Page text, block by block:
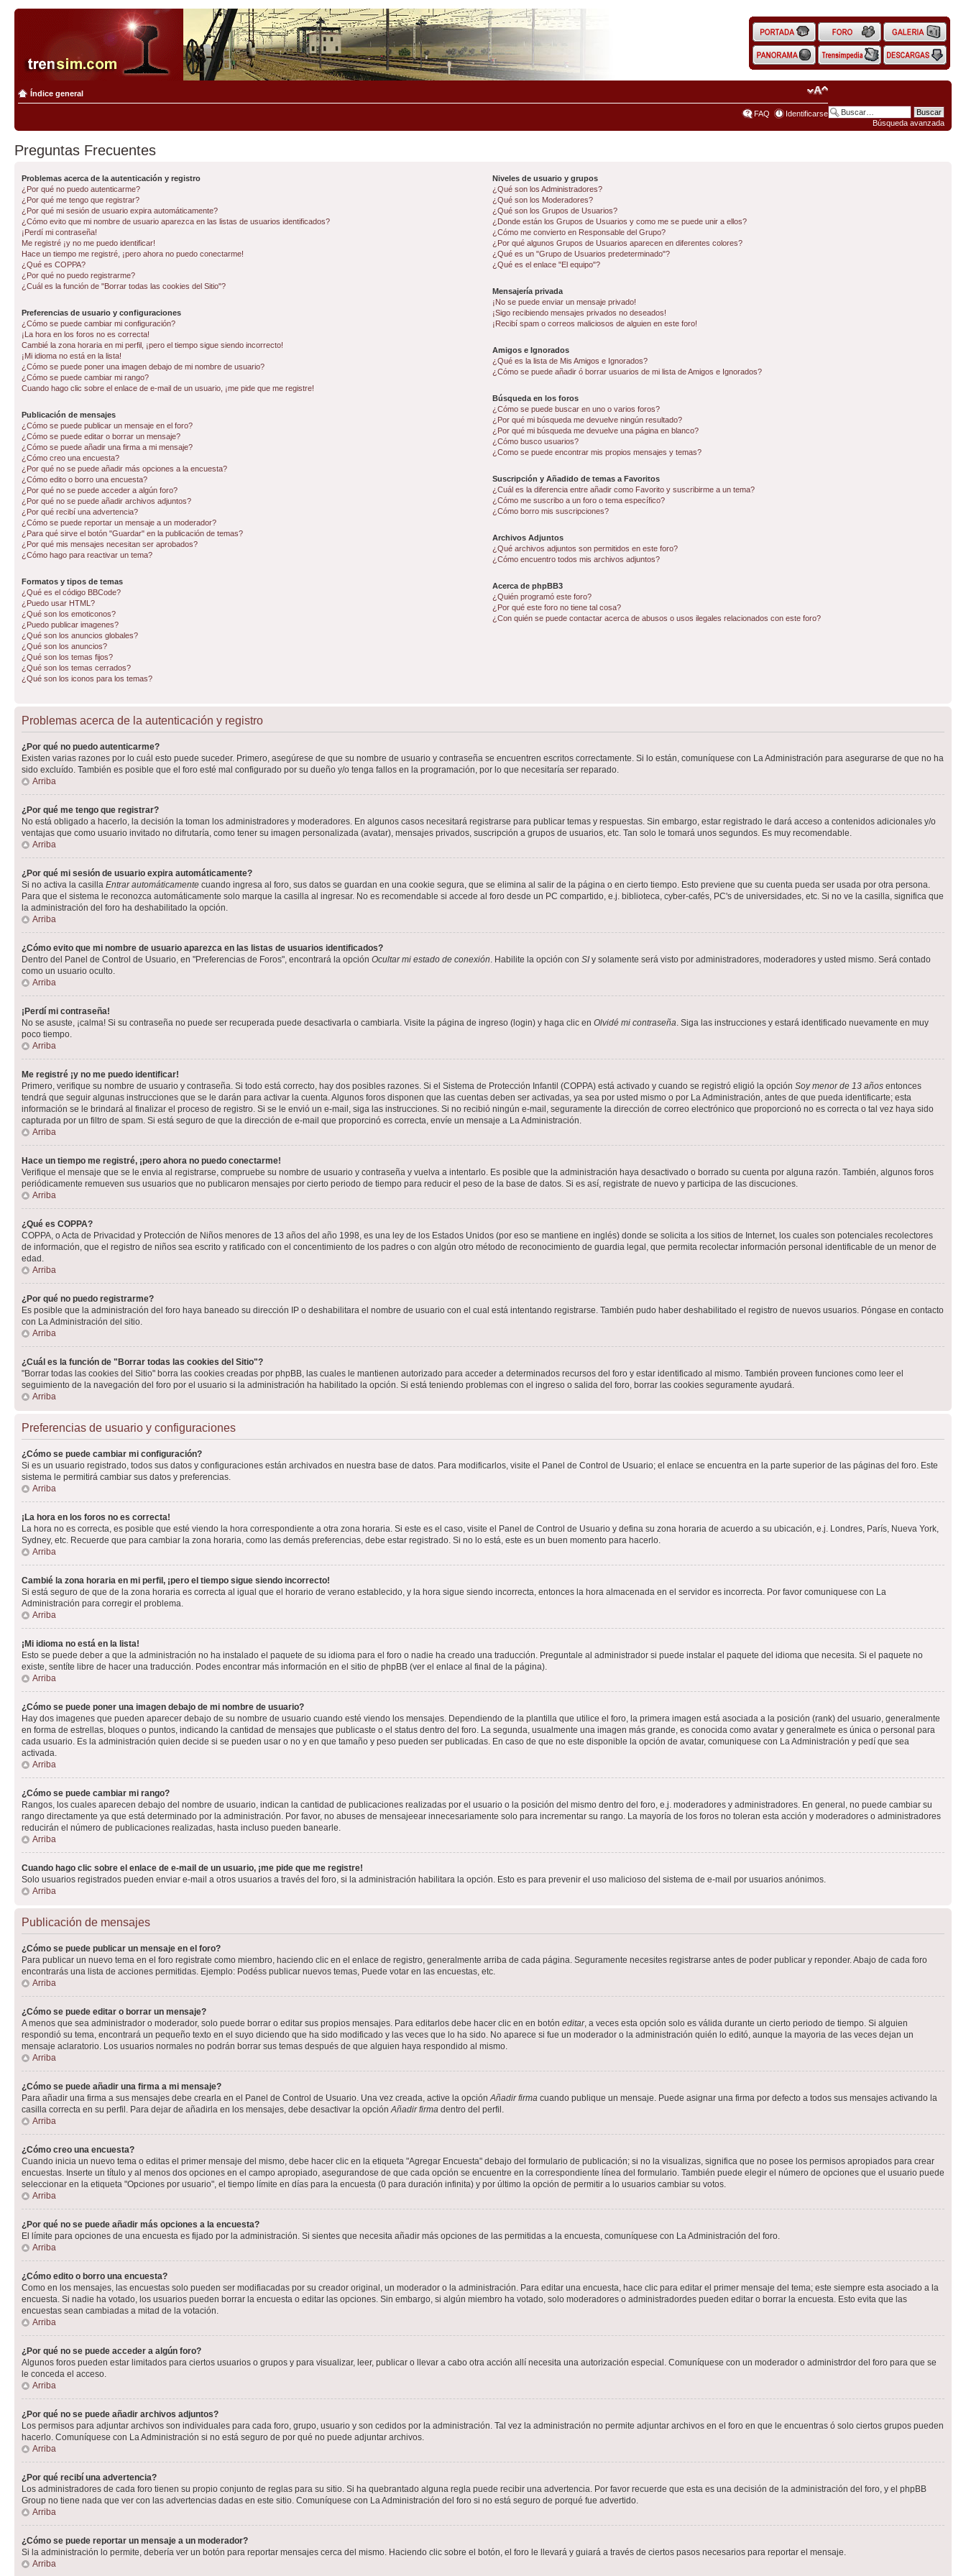
Búsqueda avanzada
Índice general
FAQ Identificarse
Preguntas Frecuentes
Problemas acerca de la autenticación y registro
¿Por qué no puedo autenticarme?
¿Por qué me tengo que registrar?
¿Por qué mi sesión de usuario expira automáticamente?
¿Cómo evito que mi nombre de usuario aparezca en las listas de usuarios identificados?
¡Perdí mi contraseña!
Me registré ¡y no me puedo identificar!
Hace un tiempo me registré, ¡pero ahora no puedo conectarme!
¿Qué es COPPA?
¿Por qué no puedo registrarme?
¿Cuál es la función de "Borrar todas las cookies del Sitio"?
Preferencias de usuario y configuraciones
¿Cómo se puede cambiar mi configuración?
¡La hora en los foros no es correcta!
Cambié la zona horaria en mi perfil, ¡pero el tiempo sigue siendo incorrecto!
¡Mi idioma no está en la lista!
¿Cómo se puede poner una imagen debajo de mi nombre de usuario?
¿Cómo se puede cambiar mi rango?
Cuando hago clic sobre el enlace de e-mail de un usuario, ¡me pide que me registre!
Publicación de mensajes
¿Cómo se puede publicar un mensaje en el foro?
¿Cómo se puede editar o borrar un mensaje?
¿Cómo se puede añadir una firma a mi mensaje?
¿Cómo creo una encuesta?
¿Por qué no se puede añadir más opciones a la encuesta?
¿Cómo edito o borro una encuesta?
¿Por qué no se puede acceder a algún foro?
¿Por qué no se puede añadir archivos adjuntos?
¿Por qué recibí una advertencia?
¿Cómo se puede reportar un mensaje a un moderador?
¿Para qué sirve el botón "Guardar" en la publicación de temas?
¿Por qué mis mensajes necesitan ser aprobados?
¿Cómo hago para reactivar un tema?
Formatos y tipos de temas
¿Qué es el código BBCode?
¿Puedo usar HTML?
¿Qué son los emoticonos?
¿Puedo publicar imagenes?
¿Qué son los anuncios globales?
¿Qué son los anuncios?
¿Qué son los temas fijos?
¿Qué son los temas cerrados?
¿Qué son los iconos para los temas?
Niveles de usuario y grupos
¿Qué son los Administradores?
¿Qué son los Moderadores?
¿Qué son los Grupos de Usuarios?
¿Donde están los Grupos de Usuarios y como me se puede unir a ellos?
¿Cómo me convierto en Responsable del Grupo?
¿Por qué algunos Grupos de Usuarios aparecen en diferentes colores?
¿Qué es un "Grupo de Usuarios predeterminado"?
¿Qué es el enlace "El equipo"?
Mensajería privada
¡No se puede enviar un mensaje privado!
¡Sigo recibiendo mensajes privados no deseados!
¡Recibí spam o correos maliciosos de alguien en este foro!
Amigos e Ignorados
¿Qué es la lista de Mis Amigos e Ignorados?
¿Cómo se puede añadir ó borrar usuarios de mi lista de Amigos e Ignorados?
Búsqueda en los foros
¿Cómo se puede buscar en uno o varios foros?
¿Por qué mi búsqueda me devuelve ningún resultado?
¿Por qué mi búsqueda me devuelve una página en blanco?
¿Cómo busco usuarios?
¿Como se puede encontrar mis propios mensajes y temas?
Suscripción y Añadido de temas a Favoritos
¿Cuál es la diferencia entre añadir como Favorito y suscribirme a un tema?
¿Cómo me suscribo a un foro o tema específico?
¿Cómo borro mis suscripciones?
Archivos Adjuntos
¿Qué archivos adjuntos son permitidos en este foro?
¿Cómo encuentro todos mis archivos adjuntos?
Acerca de phpBB3
¿Quién programó este foro?
¿Por qué este foro no tiene tal cosa?
¿Con quién se puede contactar acerca de abusos o usos ilegales relacionados con este foro?
Problemas acerca de la autenticación y registro
¿Por qué no puedo autenticarme?
Existen varias razones por lo cuál esto puede suceder. Primero, asegúrese de que su nombre de usuario y contraseña se encuentren escritos correctamente. Si lo están, comuníquese con La Administración para asegurarse de que no ha
sido excluído. También es posible que el foro esté mal configurado por su dueño y/o tenga fallos en la programación, por lo que necesitaría ser reparado.
Arriba
¿Por qué me tengo que registrar?
No está obligado a hacerlo, la decisión la toman los administradores y moderadores. En algunos casos necesitará registrarse para publicar temas y respuestas. Sin embargo, estar registrado le dará acceso a contenidos adicionales y/o
ventajas que como usuario invitado no difrutaría, como tener su imagen personalizada (avatar), mensajes privados, suscripción a grupos de usuarios, etc. Tan solo le tomará unos segundos. Es muy recomendable.
Arriba
¿Por qué mi sesión de usuario expira automáticamente?
Si no activa la casilla Entrar automáticamente cuando ingresa al foro, sus datos se guardan en una cookie segura, que se elimina al salir de la página o en cierto tiempo. Esto previene que su cuenta pueda ser usada por otra persona.
Para que el sistema le reconozca automáticamente solo marque la casilla al ingresar. No es recomendable si accede al foro desde un PC compartido, e.j. biblioteca, cyber-cafés, PC's de universidades, etc. Si no ve la casilla, significa que
la administración del foro ha deshabilitado la opción.
Arriba
¿Cómo evito que mi nombre de usuario aparezca en las listas de usuarios identificados?
Dentro del Panel de Control de Usuario, en "Preferencias de Foros", encontrará la opción Ocultar mi estado de conexión. Habilite la opción con SI y solamente será visto por administradores, moderadores y usted mismo. Será contado
como un usuario oculto.
Arriba
¡Perdí mi contraseña!
No se asuste, ¡calma! Si su contraseña no puede ser recuperada puede desactivarla o cambiarla. Visite la página de ingreso (login) y haga clic en Olvidé mi contraseña. Siga las instrucciones y estará identificado nuevamente en muy
poco tiempo.
Arriba
Me registré ¡y no me puedo identificar!
Primero, verifique su nombre de usuario y contraseña. Si todo está correcto, hay dos posibles razones. Si el Sistema de Protección Infantil (COPPA) está activado y cuando se registró eligió la opción Soy menor de 13 años entonces
tendrá que seguir algunas instrucciones que se le darán para activar la cuenta. Algunos foros disponen que las cuentas deben ser activadas, ya sea por usted mismo o por La Administración, antes de que pueda identificarte; esta
información se le brindará al finalizar el proceso de registro. Si se le envió un e-mail, siga las instrucciones. Si no recibió ningún e-mail, seguramente la dirección de correo electrónico que proporcionó no es correcta o tal vez haya sido
capturada por un filtro de spam. Si está seguro de que la dirección de e-mail que proporcinó es correcta, envíe un mensaje a La Administración.
Arriba
Hace un tiempo me registré, ¡pero ahora no puedo conectarme!
Verifique el mensaje que se le envia al registrarse, compruebe su nombre de usuario y contraseña y vuelva a intentarlo. Es posible que la administración haya desactivado o borrado su cuenta por alguna razón. También, algunos foros
periódicamente remueven sus usuarios que no publicaron mensajes por cierto periodo de tiempo para reducir el peso de la base de datos. Si es así, registrate de nuevo y participa de las discuciones.
Arriba
¿Qué es COPPA?
COPPA, o Acta de Privacidad y Protección de Niños menores de 13 años del año 1998, es una ley de los Estados Unidos (por eso se mantiene en inglés) donde se solicita a los sitios de Internet, los cuales son potenciales recolectores
de información, que el registro de niños sea escrito y ratificado con el concentimiento de los padres o con algún otro método de reconocimiento de guardia legal, que permita recolectar información personal identificable de un menor de
edad.
Arriba
¿Por qué no puedo registrarme?
Es posible que la administración del foro haya baneado su dirección IP o deshabilitara el nombre de usuario con el cual está intentando registrarse. También pudo haber deshabilitado el registro de nuevos usuarios. Póngase en contacto
con La Administración del sitio.
Arriba
¿Cuál es la función de "Borrar todas las cookies del Sitio"?
"Borrar todas las cookies del Sitio" borra las cookies creadas por phpBB, las cuales le mantienen autorizado para acceder a determinados recursos del foro y estar identificado al mismo. También proveen funciones como leer el
seguimiento de la navegación del foro por el usuario si la administración ha habilitado la opción. Si está teniendo problemas con el ingreso o salida del foro, borrar las cookies seguramente ayudará.
Arriba
Preferencias de usuario y configuraciones
¿Cómo se puede cambiar mi configuración?
Si es un usuario registrado, todos sus datos y configuraciones están archivados en nuestra base de datos. Para modificarlos, visite el Panel de Control de Usuario; el enlace se encuentra en la parte superior de las páginas del foro. Este
sistema le permitirá cambiar sus datos y preferencias.
Arriba
¡La hora en los foros no es correcta!
La hora no es correcta, es posible que esté viendo la hora correspondiente a otra zona horaria. Si este es el caso, visite el Panel de Control de Usuario y defina su zona horaria de acuerdo a su ubicación, e.j. Londres, París, Nueva York,
Sydney, etc. Recuerde que para cambiar la zona horaria, como las demás preferencias, debe estar registrado. Si no lo está, este es un buen momento para hacerlo.
Arriba
Cambié la zona horaria en mi perfil, ¡pero el tiempo sigue siendo incorrecto!
Si está seguro de que de la zona horaria es correcta al igual que el horario de verano establecido, y la hora sigue siendo incorrecta, entonces la hora almacenada en el servidor es incorrecta. Por favor comuniquese con La
Administración para corregir el problema.
Arriba
¡Mi idioma no está en la lista!
Esto se puede deber a que la administración no ha instalado el paquete de su idioma para el foro o nadie ha creado una traducción. Preguntale al administrador si puede instalar el paquete del idioma que necesita. Si el paquete no
existe, sentíte libre de hacer una traducción. Podes encontrar más información en el sitio de phpBB (ver el enlace al final de la página).
Arriba
¿Cómo se puede poner una imagen debajo de mi nombre de usuario?
Hay dos imagenes que pueden aparecer debajo de su nombre de usuario cuando esté viendo los mensajes. Dependiendo de la plantilla que utilice el foro, la primera imagen está asociada a la posición (rank) del usuario, generalmente
en forma de estrellas, bloques o puntos, indicando la cantidad de mensajes que publicaste o el status dentro del foro. La segunda, usualmente una imagen más grande, es conocida como avatar y generalmete es única o personal para
cada usuario. Es la administración quien decide si se pueden usar o no y en que tamaño y peso pueden ser publicadas. En caso de que no este disponible la opción de avatar, comuniquese con La Administración y pedí que sea
activada.
Arriba
¿Cómo se puede cambiar mi rango?
Rangos, los cuales aparecen debajo del nombre de usuario, indican la cantidad de publicaciones realizadas por el usuario o la posición del mismo dentro del foro, e.j. moderadores y administradores. En general, no puede cambiar su
rango directamente ya que está determinado por la administración. Por favor, no abuses de mensajeear innecesariamente solo para incrementar su rango. La mayoría de los foros no toleran esta acción y moderadores o administradores
reducirán el número de publicaciones realizadas, hasta incluso pueden banearle.
Arriba
Cuando hago clic sobre el enlace de e-mail de un usuario, ¡me pide que me registre!
Solo usuarios registrados pueden enviar e-mail a otros usuarios a través del foro, si la administración habilitara la opción. Esto es para prevenir el uso malicioso del sistema de e-mail por usuarios anónimos.
Arriba
Publicación de mensajes
¿Cómo se puede publicar un mensaje en el foro?
Para publicar un nuevo tema en el foro registrate como miembro, haciendo clic en el enlace de registro, generalmente arriba de cada página. Seguramente necesites registrarse antes de poder publicar y reponder. Abajo de cada foro
encontrarás una lista de acciones permitidas. Ejemplo: Podéss publicar nuevos temas, Puede votar en las encuestas, etc.
Arriba
¿Cómo se puede editar o borrar un mensaje?
A menos que sea administrador o moderador, solo puede borrar o editar sus propios mensajes. Para editarlos debe hacer clic en en botón editar, a veces esta opción solo es válida durante un cierto periodo de tiempo. Si alguien
respondió su tema, encontrará un pequeño texto en el suyo diciendo que ha sido modificado y las veces que lo ha sido. No aparece si fue un moderador o la administración quién lo editó, aunque la mayoria de las veces dejan un
mensaje aclaratorio. Los usuarios normales no podrán borrar sus temas después de que alguien haya respondido al mismo.
Arriba
¿Cómo se puede añadir una firma a mi mensaje?
Para añadir una firma a sus mensajes debe crearla en el Panel de Control de Usuario. Una vez creada, active la opciónAñadir firma cuando publique un mensaje. Puede asignar una firma por defecto a todos sus mensajes activando la
casilla correcta en su perfil. Para dejar de añadirla en los mensajes, debe desactivar la opciónAñadir firma dentro del perfil.
Arriba
¿Cómo creo una encuesta?
Cuando inicia un nuevo tema o editas el primer mensaje del mismo, debe hacer clic en la etiqueta "Agregar Encuesta" debajo del formulario de publicación; si no la visualizas, significa que no posee los permisos apropiados para crear
encuestas. Inserte un título y al menos dos opciones en el campo apropiado, asegurandose de que cada opción se encuentre en la correspondiente línea del formulario. También puede elegir el número de opciones que el usuario puede
seleccionar en la etiqueta "Opciones por usuario", el tiempo límite en días para la encuesta (0 para duración infinita) y por último la opción de permitir a lo usuarios cambiar su votos.
Arriba
¿Por qué no se puede añadir más opciones a la encuesta?
El límite para opciones de una encuesta es fijado por la administración. Si sientes que necesita añadir más opciones de las permitidas a la encuesta, comuníquese con La Administración del foro.
Arriba
¿Cómo edito o borro una encuesta?
Como en los mensajes, las encuestas solo pueden ser modifiacadas por su creador original, un moderador o la administración. Para editar una encuesta, hace clic para editar el primer mensaje del tema; este siempre esta asociado a la
encuesta. Si nadie ha votado, los usuarios pueden borrar la encuesta o editar las opciones. Sin embargo, si algún miembro ha votado, solo moderadores o administradordes pueden editar o borrar la encuesta. Esto evita que las
encuestas sean cambiadas a mitad de la votación.
Arriba
¿Por qué no se puede acceder a algún foro?
Algunos foros pueden estar limitados para ciertos usuarios o grupos y para visualizar, leer, publicar o llevar a cabo otra acción allí necesita una autorización especial. Comuníquese con un moderador o administrdor del foro para que se
le conceda el acceso.
Arriba
¿Por qué no se puede añadir archivos adjuntos?
Los permisos para adjuntar archivos son individuales para cada foro, grupo, usuario y son cedidos por la administración. Tal vez la administración no permite adjuntar archivos en el foro en que le encuentras ó solo ciertos grupos pueden
hacerlo. Comuníquese con La Administración si no está seguro de por qué no puede adjuntar archivos.
Arriba
¿Por qué recibí una advertencia?
Los administradores de cada foro tienen su propio conjunto de reglas para su sitio. Si ha quebrantado alguna regla puede recibir una advertencia. Por favor recuerde que esta es una decisión de la administración del foro, y el phpBB
Group no tiene nada que ver con las advertencias dadas en este sitio. Comuníquese con La Administración del foro si no está seguro de porqué fue advertido.
Arriba
¿Cómo se puede reportar un mensaje a un moderador?
Si la administración lo permite, debería ver un botón para reportar mensajes cerca del mismo. Haciendo clic sobre el botón, el foro le llevará y guiará a través de ciertos pasos necesarios para reportar el mensaje.
Arriba